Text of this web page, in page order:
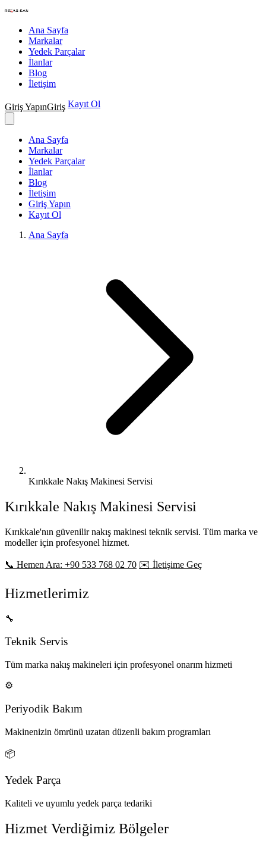
Nakış Makineleri Teknik Servisi
Ana Sayfa
Markalar
Yedek Parçalar
İlanlar
Blog
İletişim
Giriş YapınGiriş Kayıt Ol
Ana Sayfa
Markalar
Yedek Parçalar
İlanlar
Blog
İletişim
Giriş Yapın
Kayıt Ol
Ana Sayfa
Kırıkkale Nakış Makinesi Servisi
Kırıkkale Nakış Makinesi Servisi
Kırıkkale'nın güvenilir nakış makinesi teknik servisi. Tüm marka ve
modeller için profesyonel hizmet.
📞 Hemen Ara: +90 533 768 02 70 ✉️ İletişime Geç
Hizmetlerimiz
🔧
Teknik Servis
Tüm marka nakış makineleri için profesyonel onarım hizmeti
⚙️
Periyodik Bakım
Makinenizin ömrünü uzatan düzenli bakım programları
📦
Yedek Parça
Kaliteli ve uyumlu yedek parça tedariki
Hizmet Verdiğimiz Bölgeler